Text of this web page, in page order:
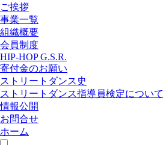
ご挨拶
事業一覧
組織概要
会員制度
HIP-HOP G.S.R.
寄付金のお願い
ストリートダンス史
ストリートダンス指導員検定について
情報公開
お問合せ
ホーム